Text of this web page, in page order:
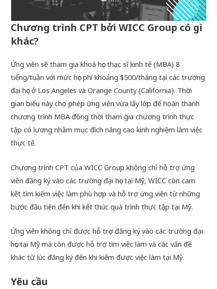
Chương trình CPT bởi WICC Group có gì
khác?
Ứng viên sẽ tham gia khoá học thạc sĩ kinh tế (MBA) 8
tiếng/tuần với mức học phí khoảng $500/tháng tại các trường
đại học ở Los Angeles và Orange County (California). Thời
gian biểu này cho phép ứng viên vừa lấy lớp để hoàn thành
chương trình MBA đồng thời tham gia chương trình thực
tập có lương nhằm mục đích nâng cao kinh nghiệm làm việc
thực tế.
Chương trình CPT của WICC Group không chỉ hỗ trợ ứng
viên đăng ký vào các trường đại học tại Mỹ, WICC còn cam
kết tìm kiếm việc làm phù hợp và hỗ trợ ứng viên từ những
bước đầu tiên đến khi kết thúc quá trình thực tập tại Mỹ.
Ứng viên không chỉ được hỗ trợ đăng ký vào các trường đại
học tại Mỹ mà còn được hỗ trợ tìm việc làm và các vấn đề
khác từ lúc đăng ký đến khi kiếm được việc làm tại Mỹ.
Yêu cầu